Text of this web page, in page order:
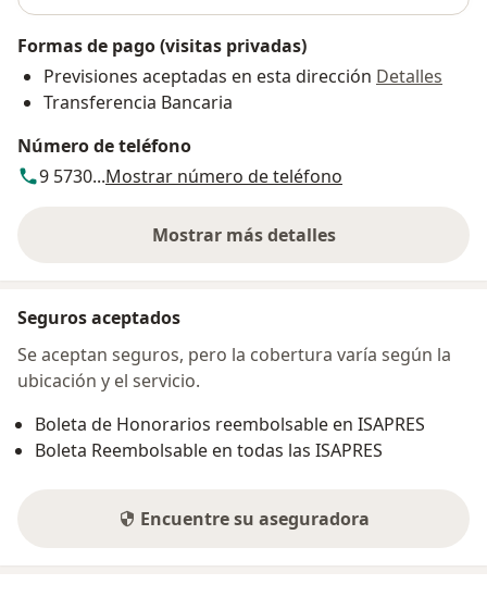
Formas de pago (visitas privadas)
Previsiones aceptadas en esta dirección Detalles
Transferencia Bancaria
Número de teléfono
9 5730...Mostrar número de teléfono
Mostrar más detalles
sobre la dirección
Seguros aceptados
Se aceptan seguros, pero la cobertura varía según la
ubicación y el servicio.
Boleta de Honorarios reembolsable en ISAPRES
Boleta Reembolsable en todas las ISAPRES
Encuentre su aseguradora